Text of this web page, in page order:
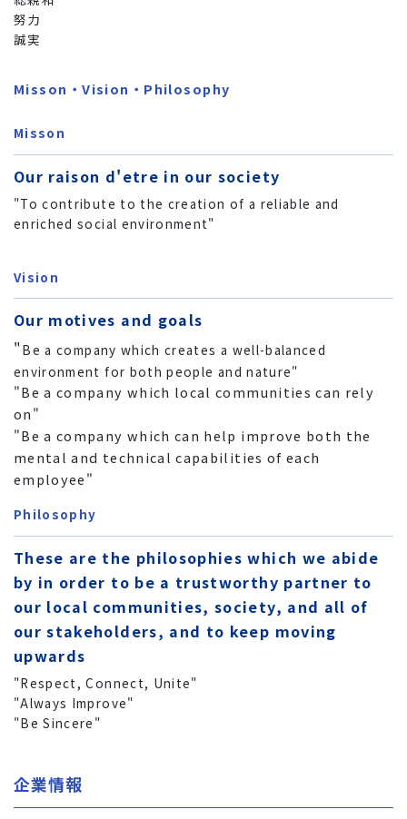
努力
誠実
Misson・Vision・Philosophy
Misson
Our raison d'etre in our society
"To contribute to the creation of a reliable and
enriched social environment"
Vision
Our motives and goals
"Be a company which creates a well-balanced
environment for both people and nature"
"Be a company which local communities can rely
on"
"Be a company which can help improve both the
mental and technical capabilities of each
employee"
Philosophy
These are the philosophies which we abide
by in order to be a trustworthy partner to
our local communities, society, and all of
our stakeholders, and to keep moving
upwards
"Respect, Connect, Unite"
"Always Improve"
"Be Sincere"
企業情報